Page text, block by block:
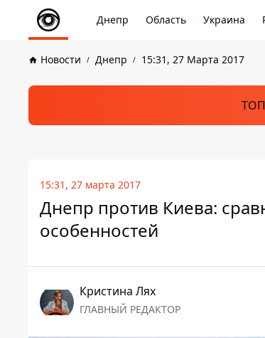
Днепр Область Украина
Новости Днепр 15:31, 27 Марта 2017
15:31, 27 марта 2017
Днепр против Киева:
особенностей
Кристина Лях
ГЛАВНЫЙ РЕДАКТОР